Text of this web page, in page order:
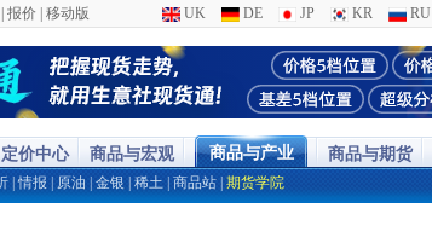
报价 移动版 UK DE JP KR RU
定价中心 商品与宏观 商品与产业 商品与期货
|情报 原油 金银 稀土 商品站 期货学院